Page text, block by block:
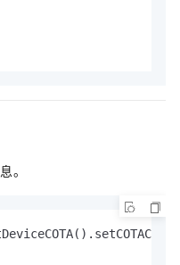
。